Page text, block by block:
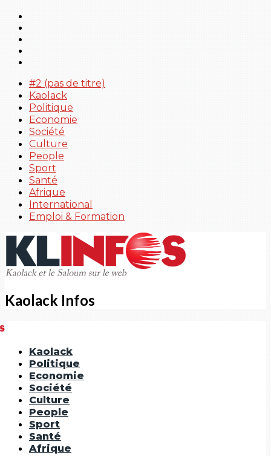
#2 (pas de titre)
Kaolack
Politique
Economie
Société
Culture
People
Sport
Santé
Afrique
International
Emploi & Formation
Kaolack Infos
Kaolack
Politique
Economie
Société
Culture
People
Sport
Santé
Afrique